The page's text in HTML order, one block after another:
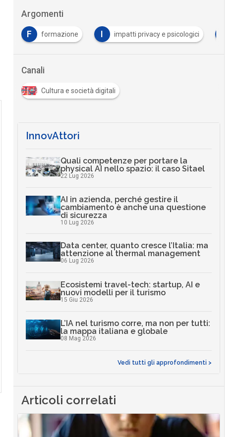
Argomenti
F formazione impatti privacy e psicologici
Canali
Cultura e società digitali
InnovAttori
Quali competenze per portare la
physical AI nello spazio: il caso Sitael
22 Lug 2026
AI in azienda, perché gestire il
cambiamento è anche una questione
di sicurezza
10 Lug 2026
Data center, quanto cresce l’Italia: ma
attenzione al thermal management
06 Lug 2026
Ecosistemi travel-tech: startup, AI e
nuovi modelli per il turismo
15 Giu 2026
L’IA nel turismo corre, ma non per tutti:
la mappa italiana e globale
08 Mag 2026
Vedi tutti gli approfondimenti >
Articoli correlati